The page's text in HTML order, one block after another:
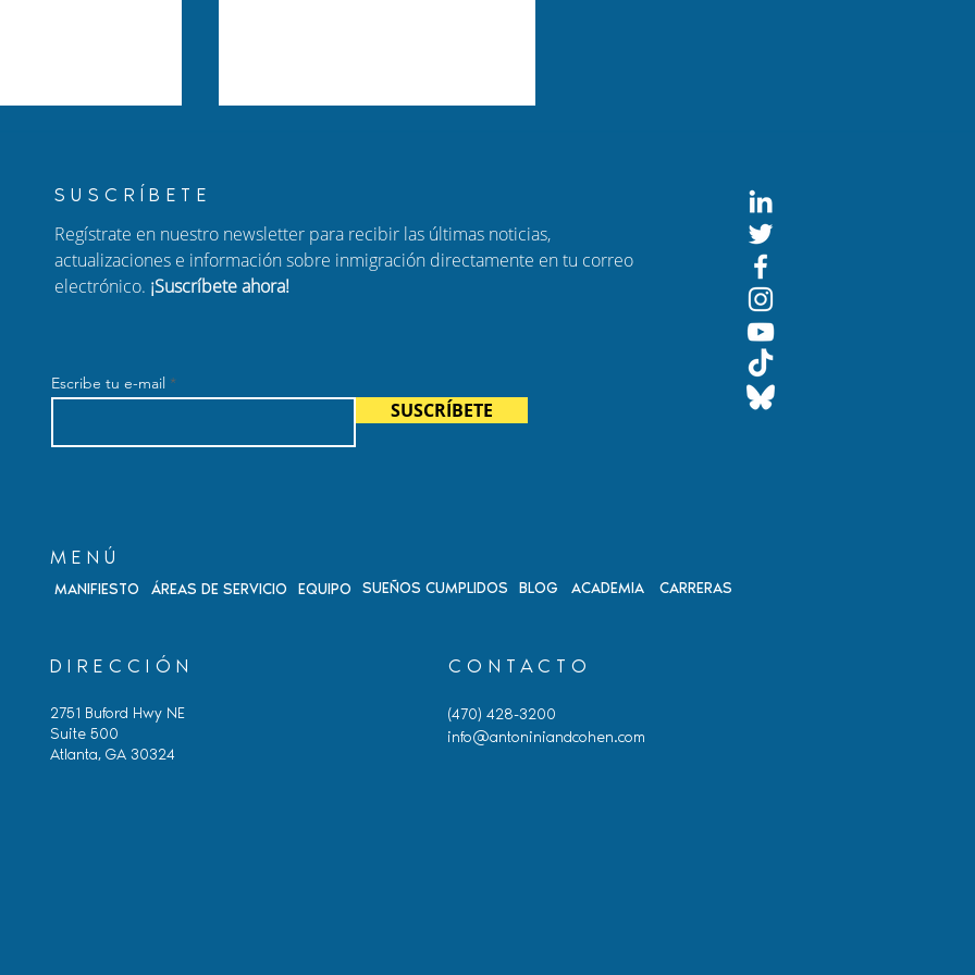
SUSCRÍBETE
Regístrate en nuestro newsletter para recibir las últimas noticias,
actualizaciones e información sobre inmigración directamente en tu correo
electrónico. ¡Suscríbete ahora!
Escribe tu e-mail
SUSCRÍBETE
MENÚ
MANIFIESTO ÁREAS DE SERVICIO
DIRECCIÓN
2751 Buford Hwy NE
Suite 500
Atlanta, GA 30324
EQUIPO SUEÑOS CUMPLIDOS BLOG ACADEMIA CARRERAS
CONTACTO
(470) 428-3200
info@antoniniandcohen.com